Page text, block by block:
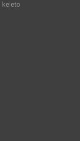
keleto